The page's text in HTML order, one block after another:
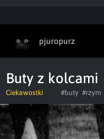
pjuropurz
Buty z kolcami
Ciekawostki #buty #rzym